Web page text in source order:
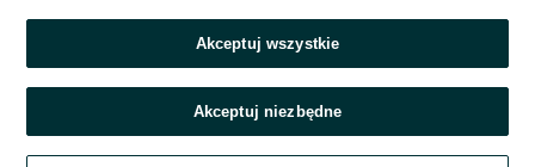
Zaloguj się
Akceptuj wszystkie
Akceptuj niezbędne